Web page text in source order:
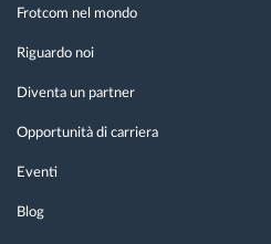
Frotcom nel mondo
Riguardo noi
Diventa un partner
Opportunità di carriera
Eventi
Blog